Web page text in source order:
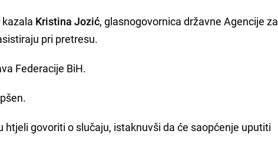
kazala Kristina Jozić, glasnogovornica državne Agencije za
pri pretresu.
Federacije BiH.
htjeli govoriti o slučaju, istaknuvši da će saopćenje uputiti